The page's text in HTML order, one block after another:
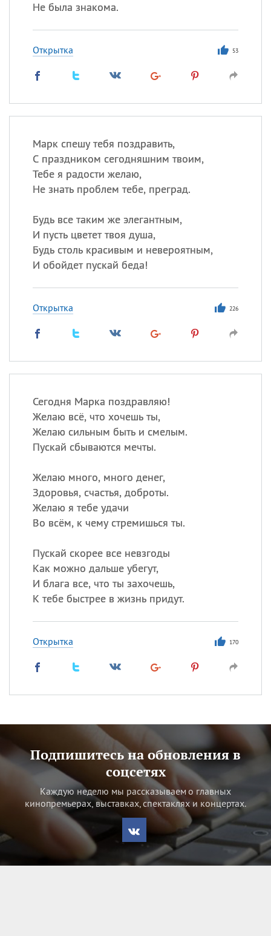
Не была знакома.
Открытка 53
Марк спешу тебя поздравить,
С праздником сегодняшним твоим,
Тебе я радости желаю,
Не знать проблем тебе, преград.
Будь все таким же элегантным,
И пусть цветет твоя душа,
Будь столь красивым и невероятным,
И обойдет пускай беда!
Открытка 226
Сегодня Марка поздравляю!
Желаю всё, что хочешь ты,
Желаю сильным быть и смелым.
Пускай сбываются мечты.
Желаю много, много денег,
Здоровья, счастья, доброты.
Желаю я тебе удачи
Во всём, к чему стремишься ты.
Пускай скорее все невзгоды
Как можно дальше убегут,
И блага все, что ты захочешь,
К тебе быстрее в жизнь придут.
Открытка 170
Подпишитесь на обновления в
соцсетях
Каждую неделю мы рассказываем о главных
кинопремьерах, выставках, спектаклях и концертах.